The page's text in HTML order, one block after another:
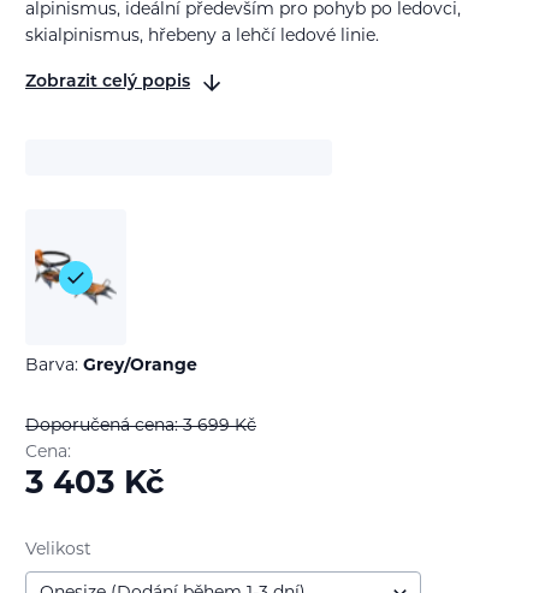
alpinismus, ideální především pro pohyb po ledovci,
skialpinismus, hřebeny a lehčí ledové linie.
Zobrazit celý popis
Barva: Grey/Orange
Doporučená cena: 3 699Kč
Cena:
3 403 Kč
Velikost